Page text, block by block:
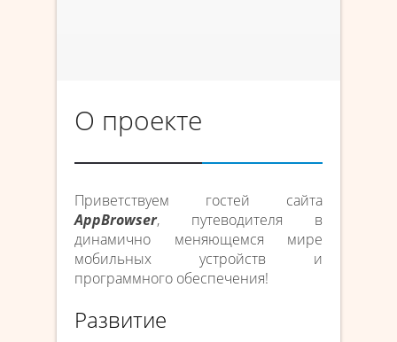
О проекте
Приветствуем гостей сайта
AppBrowser, путеводителя в
динамично меняющемся мире
мобильных устройств и
программного обеспечения!
Развитие